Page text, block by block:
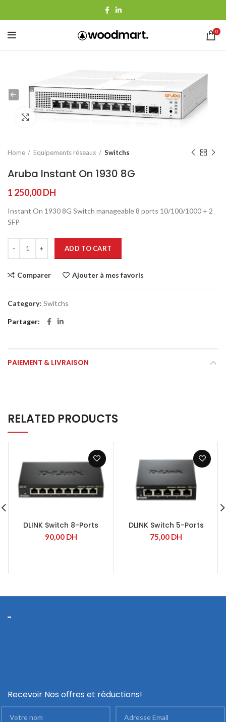
0
Home Equipements réseaux Switchs
Aruba Instant On 1930 8G
1 250,00DH
Instant On 1930 8G Switch manageable 8 ports 10/100/1000 + 2
SFP
ADD TO CART
Comparer Ajouter à mes favoris
Category: Switchs
Partager
PAIEMENT & LIVRAISON
RELATED PRODUCTS
DLINK Switch 8-Ports
90,00 DH
DLINK Switch 5-Ports
75,00 DH
Recevoir Nos offres et réductions!